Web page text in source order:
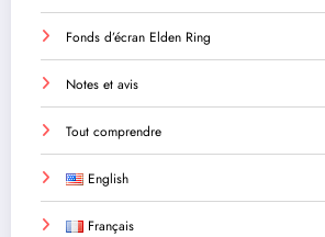
Fonds d’écran Elden Ring
Notes et avis
Tout comprendre
English
Français